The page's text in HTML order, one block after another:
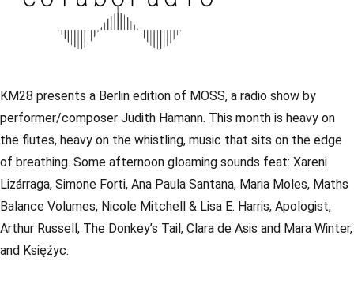
KM28 presents a Berlin edition of MOSS, a radio show by
performer/composer Judith Hamann. This month is heavy on
the flutes, heavy on the whistling, music that sits on the edge
of breathing. Some afternoon gloaming sounds feat: Xareni
Lizárraga, Simone Forti, Ana Paula Santana, Maria Moles, Maths
Balance Volumes, Nicole Mitchell & Lisa E. Harris, Apologist,
Arthur Russell, The Donkey’s Tail, Clara de Asis and Mara Winter,
and Księźyc.